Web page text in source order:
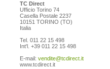
TC Direct
Ufficio Torino 74
Casella Postale 2237
10151 TORINO (TO)
Italia
Tel. 011 22 15 498
Int'l. +39 011 22 15 498
E-mail: vendite@tcdirect.it
www.tcdirect.it